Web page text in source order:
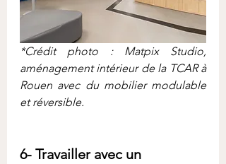
*Crédit photo : Matpix Studio,
aménagement intérieur de la TCAR à
Rouen avec du mobilier modulable
et réversible.
6- Travailler avec un